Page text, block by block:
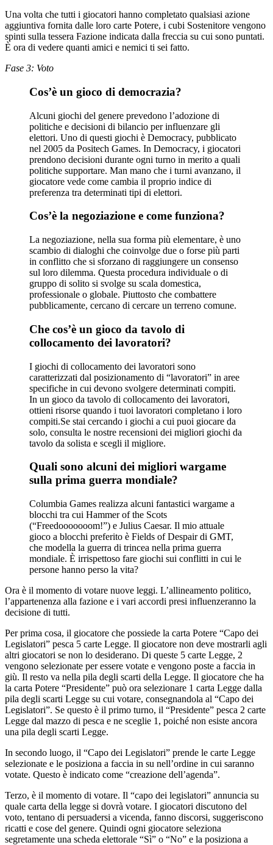
Una volta che tutti i giocatori hanno completato qualsiasi azione
aggiuntiva fornita dalle loro carte Potere, i cubi Sostenitore vengono
spinti sulla tessera Fazione indicata dalla freccia su cui sono puntati.
È ora di vedere quanti amici e nemici ti sei fatto.
Fase 3: Voto
Cos’è un gioco di democrazia?
Alcuni giochi del genere prevedono l’adozione di
politiche e decisioni di bilancio per influenzare gli
elettori. Uno di questi giochi è Democracy, pubblicato
nel 2005 da Positech Games. In Democracy, i giocatori
prendono decisioni durante ogni turno in merito a quali
politiche supportare. Man mano che i turni avanzano, il
giocatore vede come cambia il proprio indice di
preferenza tra determinati tipi di elettori.
Cos’è la negoziazione e come funziona?
La negoziazione, nella sua forma più elementare, è uno
scambio di dialoghi che coinvolge due o forse più parti
in conflitto che si sforzano di raggiungere un consenso
sul loro dilemma. Questa procedura individuale o di
gruppo di solito si svolge su scala domestica,
professionale o globale. Piuttosto che combattere
pubblicamente, cercano di cercare un terreno comune.
Che cos’è un gioco da tavolo di
collocamento dei lavoratori?
I giochi di collocamento dei lavoratori sono
caratterizzati dal posizionamento di “lavoratori” in aree
specifiche in cui devono svolgere determinati compiti.
In un gioco da tavolo di collocamento dei lavoratori,
ottieni risorse quando i tuoi lavoratori completano i loro
compiti.Se stai cercando i giochi a cui puoi giocare da
solo, consulta le nostre recensioni dei migliori giochi da
tavolo da solista e scegli il migliore.
Quali sono alcuni dei migliori wargame
sulla prima guerra mondiale?
Columbia Games realizza alcuni fantastici wargame a
blocchi tra cui Hammer of the Scots
(“Freedooooooom!”) e Julius Caesar. Il mio attuale
gioco a blocchi preferito è Fields of Despair di GMT,
che modella la guerra di trincea nella prima guerra
mondiale. È irrispettoso fare giochi sui conflitti in cui le
persone hanno perso la vita?
Ora è il momento di votare nuove leggi. L’allineamento politico,
l’appartenenza alla fazione e i vari accordi presi influenzeranno la
decisione di tutti.
Per prima cosa, il giocatore che possiede la carta Potere “Capo dei
Legislatori” pesca 5 carte Legge. Il giocatore non deve mostrarli agli
altri giocatori se non lo desiderano. Di queste 5 carte Legge, 2
vengono selezionate per essere votate e vengono poste a faccia in
giù. Il resto va nella pila degli scarti della Legge. Il giocatore che ha
la carta Potere “Presidente” può ora selezionare 1 carta Legge dalla
pila degli scarti Legge su cui votare, consegnandola al “Capo dei
Legislatori”. Se questo è il primo turno, il “Presidente” pesca 2 carte
Legge dal mazzo di pesca e ne sceglie 1, poiché non esiste ancora
una pila degli scarti Legge.
In secondo luogo, il “Capo dei Legislatori” prende le carte Legge
selezionate e le posiziona a faccia in su nell’ordine in cui saranno
votate. Questo è indicato come “creazione dell’agenda”.
Terzo, è il momento di votare. Il “capo dei legislatori” annuncia su
quale carta della legge si dovrà votare. I giocatori discutono del
voto, tentano di persuadersi a vicenda, fanno discorsi, suggeriscono
ricatti e cose del genere. Quindi ogni giocatore seleziona
segretamente una scheda elettorale “Sì” o “No” e la posiziona a